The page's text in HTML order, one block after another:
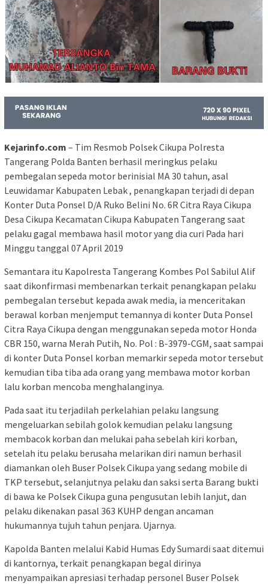
Kejarinfo.com – Tim Resmob Polsek Cikupa Polresta
Tangerang Polda Banten berhasil meringkus pelaku
pembegalan sepeda motor berinisial MA 30 tahun, asal
Leuwidamar Kabupaten Lebak , penangkapan terjadi di depan
Konter Duta Ponsel D/A Ruko Belini No. 6R Citra Raya Cikupa
Desa Cikupa Kecamatan Cikupa Kabupaten Tangerang saat
pelaku gagal membawa hasil motor yang dia curi Pada hari
Minggu tanggal 07 April 2019
Semantara itu Kapolresta Tangerang Kombes Pol Sabilul Alif
saat dikonfirmasi membenarkan terkait penangkapan pelaku
pembegalan tersebut kepada awak media, ia menceritakan
berawal korban menjemput temannya di konter Duta Ponsel
Citra Raya Cikupa dengan menggunakan sepeda motor Honda
CBR 150, warna Merah Putih, No. Pol : B-3979-CGM, saat sampai
di konter Duta Ponsel korban memarkir sepeda motor tersebut
kemudian tiba tiba ada orang yang membawa motor korban
lalu korban mencoba menghalanginya.
Pada saat itu terjadilah perkelahian pelaku langsung
mengeluarkan sebilah golok kemudian pelaku langsung
membacok korban dan melukai paha sebelah kiri korban,
setelah itu pelaku berusaha melarikan diri namun berhasil
diamankan oleh Buser Polsek Cikupa yang sedang mobile di
TKP tersebut, selanjutnya pelaku dan saksi serta Barang bukti
di bawa ke Polsek Cikupa guna pengusutan lebih lanjut, dan
pelaku dikenakan pasal 363 KUHP dengan ancaman
hukumannya tujuh tahun penjara. Ujarnya.
Kapolda Banten melalui Kabid Humas Edy Sumardi saat ditemui
di kantornya, terkait penangkapan begal dirinya
menyampaikan apresiasi terhadap personel Buser Polsek